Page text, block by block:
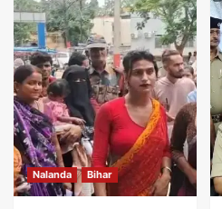
Nalanda Bihar